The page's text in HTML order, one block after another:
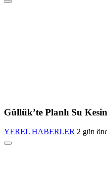
Güllük’te Planlı Su
YEREL HABERLER 2 gün